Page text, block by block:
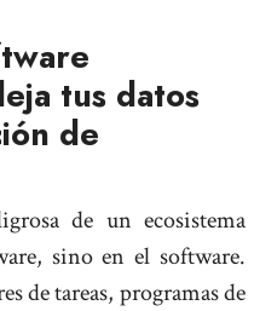
tus datos
de
de un ecosistema
sino en el software.
de tareas, programas de